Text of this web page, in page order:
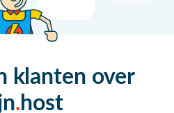
klanten over
host